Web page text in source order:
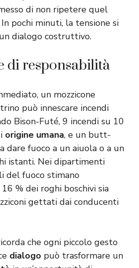
di non ripetere quel
pochi minuti, la tensione si
dialogo costruttivo.
di responsabilità
un mozzicone
può innescare incendi
Bison-Futé, 9 incendi su 10
origine umana, e un butt-
dare fuoco a un aiuola o a un
istanti. Nei dipartimenti
del fuoco stimano
% dei roghi boschivi sia
gettati dai conducenti
che ogni piccolo gesto
dialogo può trasformare un